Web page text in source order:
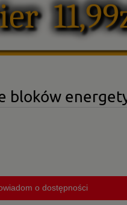
bloków
o dostępności